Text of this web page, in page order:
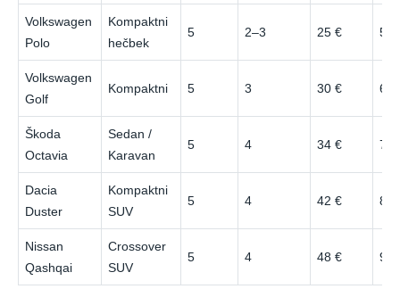
Volkswagen
Polo
Kompaktni
hečbek
5 2–3 25 € 55
Volkswagen
Golf
Kompaktni 5 3 30 € 65
Škoda
Octavia
Sedan /
Karavan
5 4 34 € 72
Dacia
Duster
Kompaktni
SUV
5 4 42 € 85
Nissan
Qashqai
Crossover
SUV
5 4 48 € 95